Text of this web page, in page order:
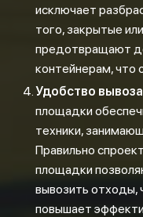
исключает
того, закрытые
предотвращают
контейнерам, что
Удобство
площадки
техники,
Правильно
площадки
вывозить отходы,
повышает